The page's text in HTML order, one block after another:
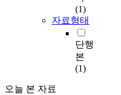
(1)
자료형태
단행
본
(1)
오늘 본 자료